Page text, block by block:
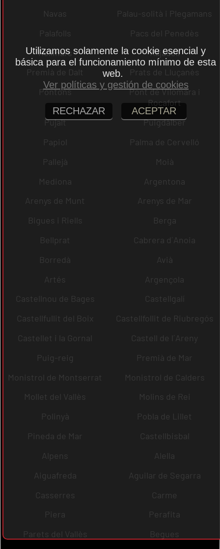
Navas
Palau-solità i Plegamans
Palafolls
Pacs del Penedès
Rellinars
Rajadell
Premià de Dalt
Prats de Lluçanès
Pontons
Pont de Vilomara i
Rocafort
Pujalt
Puigdàlber
Papiol
Palma de Cervelló
Pallejà
Moià
Mediona
Argentona
Arenys de Munt
Arenys de Mar
Bigues i Riells
Berga
Bellprat
Cabrera d´Anoia
Borredà
Avià
Artés
Argençola
Castellnou de Bages
Castellgalí
Castellfullit del Boix
Castellfollit de Riubregós
Castellet i la Gornal
Castell de l´Areny
Puig-reig
Premià de Mar
Monistrol de Montserrat
Monistrol de Calders
Mollet del Vallès
Molins de Rei
Polinyà
Pobla de Lillet
Pineda de Mar
Castellbisbal
Alpens
Alella
Aiguafreda
Aguilar de Segarra
Casserres
Carme
Piera
Perafita
Parets del Vallès
Begues
Utilizamos solamente la cookie esencial y
básica para el funcionamiento mínimo de esta
web.
Ver políticas y gestión de cookies
RECHAZAR ACEPTAR